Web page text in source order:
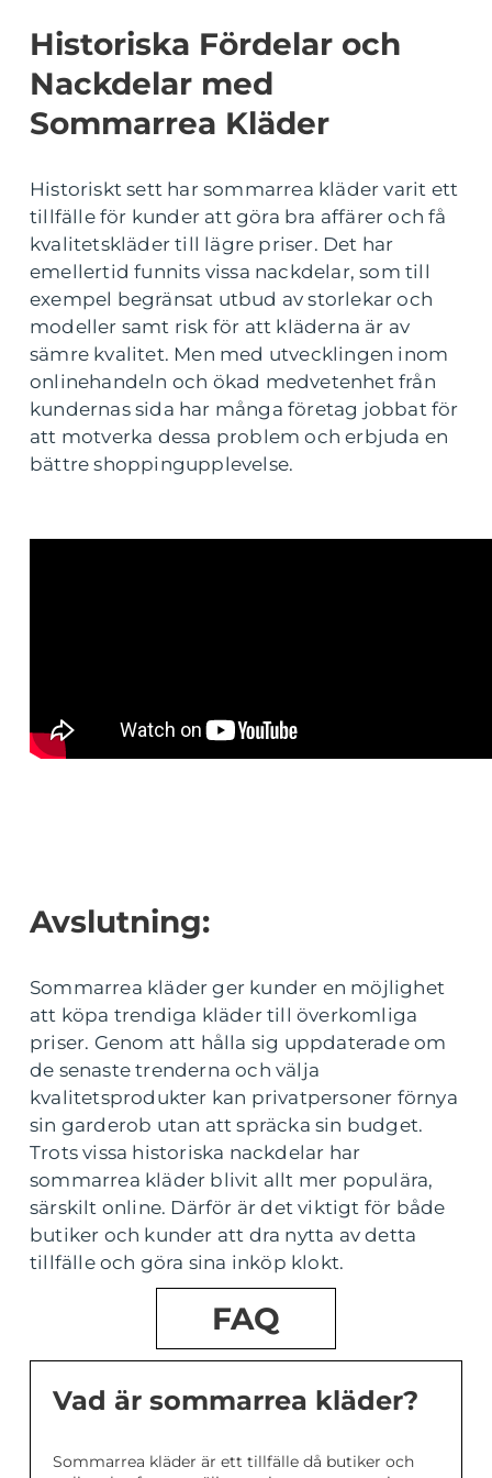
Historiska Fördelar och
Nackdelar med
Sommarrea Kläder
Historiskt sett har sommarrea kläder varit ett
tillfälle för kunder att göra bra affärer och få
kvalitetskläder till lägre priser. Det har
emellertid funnits vissa nackdelar, som till
exempel begränsat utbud av storlekar och
modeller samt risk för att kläderna är av
sämre kvalitet. Men med utvecklingen inom
onlinehandeln och ökad medvetenhet från
kundernas sida har många företag jobbat för
att motverka dessa problem och erbjuda en
bättre shoppingupplevelse.
Avslutning:
Sommarrea kläder ger kunder en möjlighet
att köpa trendiga kläder till överkomliga
priser. Genom att hålla sig uppdaterade om
de senaste trenderna och välja
kvalitetsprodukter kan privatpersoner förnya
sin garderob utan att spräcka sin budget.
Trots vissa historiska nackdelar har
sommarrea kläder blivit allt mer populära,
särskilt online. Därför är det viktigt för både
butiker och kunder att dra nytta av detta
tillfälle och göra sina inköp klokt.
FAQ
Vad är sommarrea kläder?
Sommarrea kläder är ett tillfälle då butiker och